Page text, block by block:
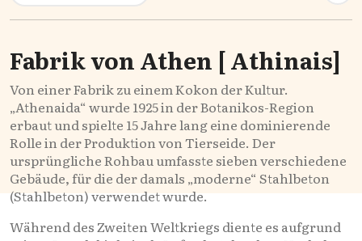
Fabrik von Athen [ Αthinais]
Von einer Fabrik zu einem Kokon der Kultur.
„Athenaida“ wurde 1925 in der Botanikos-Region
erbaut und spielte 15 Jahre lang eine dominierende
Rolle in der Produktion von Tierseide. Der
ursprüngliche Rohbau umfasste sieben verschiedene
Gebäude, für die der damals „moderne“ Stahlbeton
(Stahlbeton) verwendet wurde.
Während des Zweiten Weltkriegs diente es aufgrund